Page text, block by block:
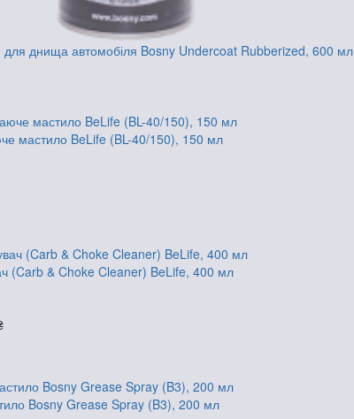
для днища автомобіля Bosny Undercoat Rubberized, 600 мл
мастило BeLife (BL-40/150), 150 мл
(Carb & Choke Cleaner) BeLife, 400 мл
Bosny Grease Spray (B3), 200 мл